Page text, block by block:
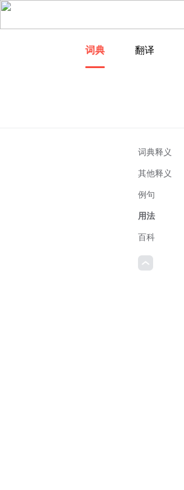
词典 翻译
词典释义
其他释义
例句
用法
百科